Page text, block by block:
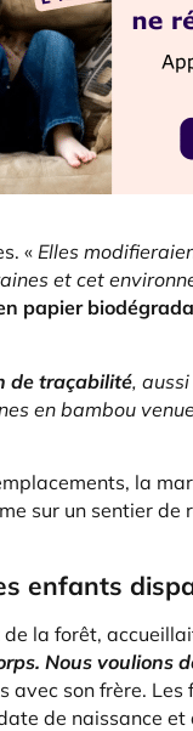
« Elles
et cet
papier
de traçabilité,
en bambou
la
sur un sentier de
enfants
la forêt,
Nous voulions
avec son frère.
de naissance